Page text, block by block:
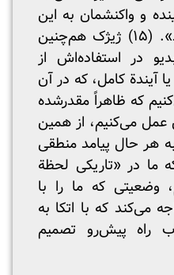
و واکنشمان به این
پیش‌نگری تعیین می‌شود». (۱۵) ژیژک هم‌چنین
در استفاده‌اش از
یا آیندة کامل، که در آن
که ظاهراً مقدرشده
می‌کنیم، از همین
پیروی می‌کند. (۱۶) به هر حال پیامد منطقی
ما در «تاریکی لحظة
داریم، وضعیتی که ما را با
می‌کند که با اتکا به
راه پیش‌رو تصمیم